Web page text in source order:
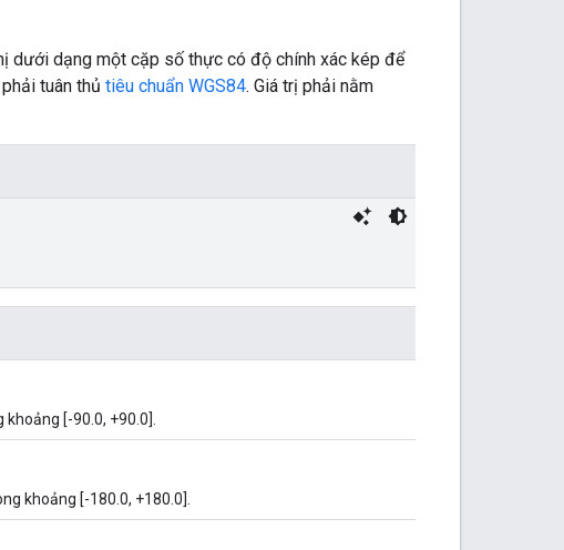
dưới dạng một cặp số thực có độ chính xác kép để
tuân thủ tiêu chuẩn WGS84. Giá trị phải nằm
[-90.0, +90.0].
khoảng [-180.0, +180.0].